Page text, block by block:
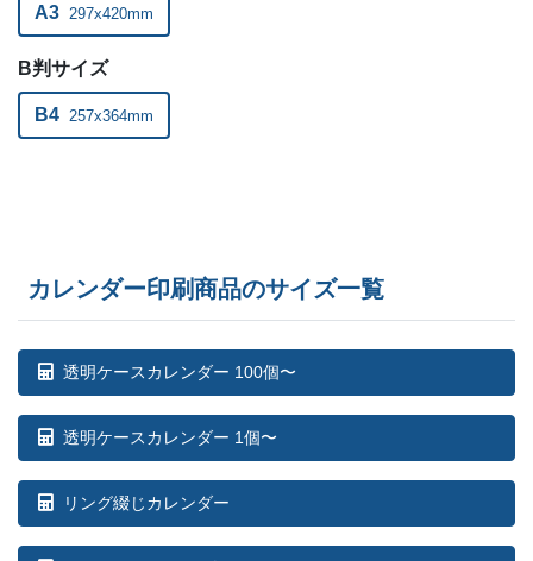
A3 297x420mm
B判サイズ
B4 257x364mm
カレンダー印刷商品のサイズ一覧
透明ケースカレンダー 100個〜
透明ケースカレンダー 1個〜
リング綴じカレンダー